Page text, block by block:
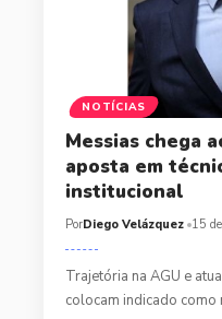
NOTÍCIAS
Messias chega
aposta em
institucional
PorDiego Velázquez 15
Trajetória na AGU e
colocam indicado como